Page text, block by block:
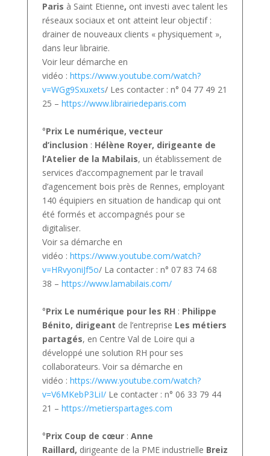
Paris à Saint Etienne, ont investi avec talent les
réseaux sociaux et ont atteint leur objectif :
drainer de nouveaux clients « physiquement »,
dans leur librairie.
Voir leur démarche en
vidéo : https://www.youtube.com/watch?
v=WGg9Sxuxets/ Les contacter : n° 04 77 49 21
25 – https://www.librairiedeparis.com
°Prix Le numérique, vecteur
d’inclusion : Hélène Royer, dirigeante de
l’Atelier de la Mabilais, un établissement de
services d’accompagnement par le travail
d’agencement bois près de Rennes, employant
140 équipiers en situation de handicap qui ont
été formés et accompagnés pour se
digitaliser.
Voir sa démarche en
vidéo : https://www.youtube.com/watch?
v=HRvyoniJf5o/ La contacter : n° 07 83 74 68
38 – https://www.lamabilais.com/
°Prix Le numérique pour les RH : Philippe
Bénito, dirigeant de l’entreprise Les métiers
partagés, en Centre Val de Loire qui a
développé une solution RH pour ses
collaborateurs. Voir sa démarche en
vidéo : https://www.youtube.com/watch?
v=V6MKebP3LiI/Le contacter : n° 06 33 79 44
21 – https://metierspartages.com
°Prix Coup de cœur: Anne
Raillard, dirigeante de la PME industrielle Breiz